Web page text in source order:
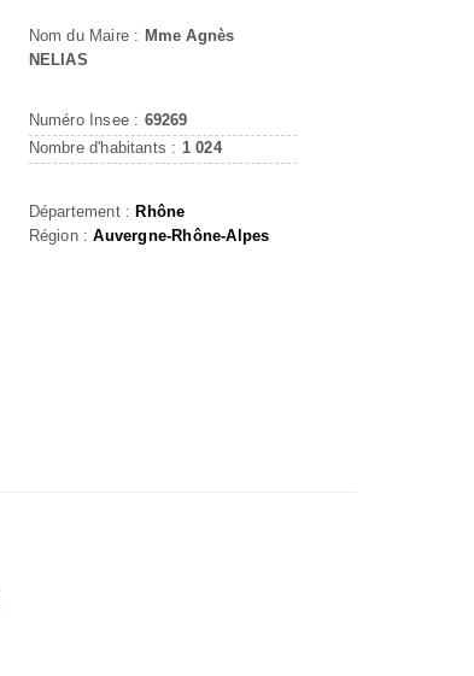
Nom du Maire : Mme Agnès
NELIAS
Numéro Insee : 69269
Nombre d'habitants : 1 024
Département : Rhône
Région :Auvergne-Rhône-Alpes